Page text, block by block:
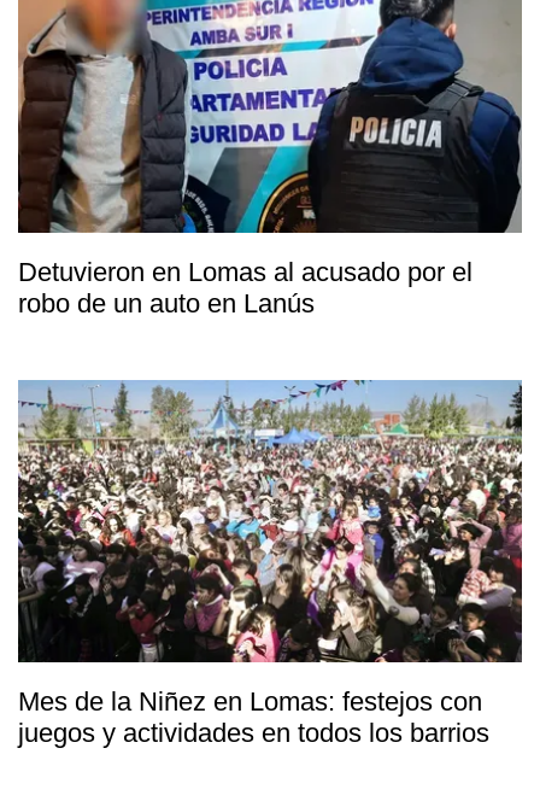
Detuvieron en Lomas al acusado por el
robo de un auto en Lanús
Mes de la Niñez en Lomas: festejos con
juegos y actividades en todos los barrios